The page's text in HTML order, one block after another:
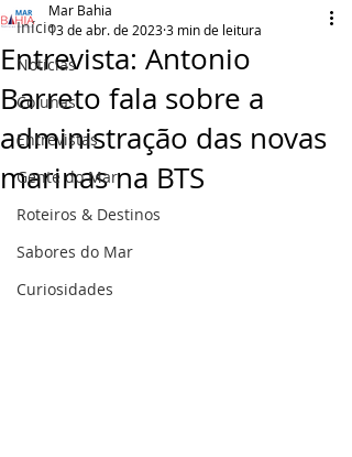
Início
Notícias
Colunas
Entrevistas
Gente do Mar
Roteiros & Destinos
Sabores do Mar
Curiosidades
Entrevista: Antonio
Barreto fala sobre a
administração das novas
marinas na BTS
Mar Bahia
13 de abr. de 20233 min de leitura